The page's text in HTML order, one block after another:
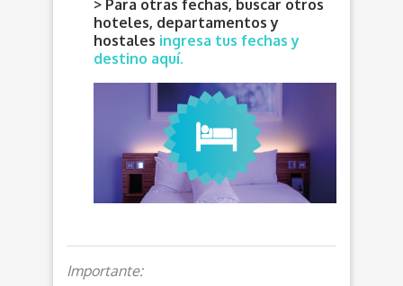
> Para otras fechas, buscar otros
hoteles, departamentos y
hostales ingresa tus fechas y
destino aquí.
Importante: